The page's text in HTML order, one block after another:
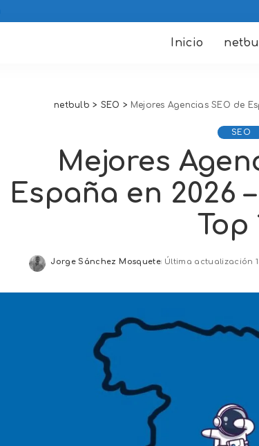
Inicio
netbulb > SEO > Mejores Agencias SEO de
SEO
Mejores
España en 2026
Top
Posted
Jorge Sánchez Mosquete Última actualización